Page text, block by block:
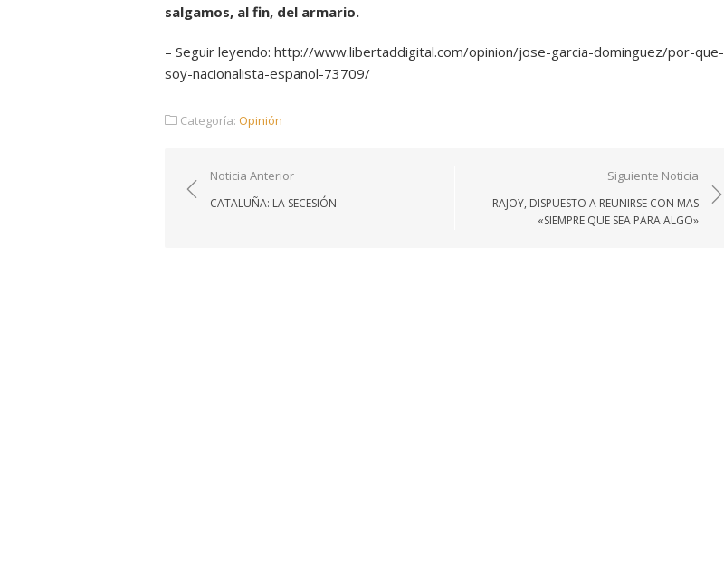
salgamos, al fin, del armario.
– Seguir leyendo: http://www.libertaddigital.com/opinion/jose-garcia-dominguez/por-que-
soy-nacionalista-espanol-73709/
Categoría: Opinión
Navegación
de
Noticia Anterior
CATALUÑA: LA SECESIÓN
Siguiente Noticia
RAJOY, DISPUESTO A REUNIRSE CON MAS
«SIEMPRE QUE SEA PARA ALGO»